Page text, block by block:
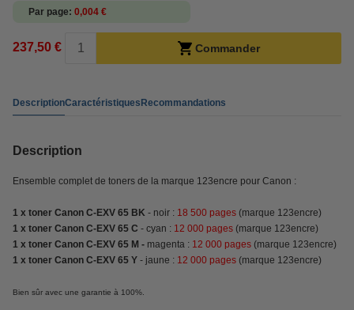
Par page 0,004 €
237,50 € Commander
DescriptionCaractéristiquesRecommandations
Description
Ensemble complet de toners de la marque 123encre pour Canon :
1 x toner Canon C-EXV 65 BK - noir : 18 500 pages (marque 123encre)
1 x toner Canon C-EXV 65 C - cyan : 12 000 pages (marque 123encre)
1 x toner Canon C-EXV 65 M - magenta : 12 000 pages (marque 123encre)
1 x toner Canon C-EXV 65 Y - jaune : 12 000 pages (marque 123encre)
Bien sûr avec une garantie à 100%.